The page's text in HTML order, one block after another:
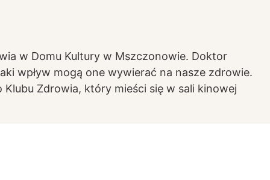
w Domu Kultury w Mszczonowie. Doktor
wpływ mogą one wywierać na nasze zdrowie.
Zdrowia, który mieści się w sali kinowej